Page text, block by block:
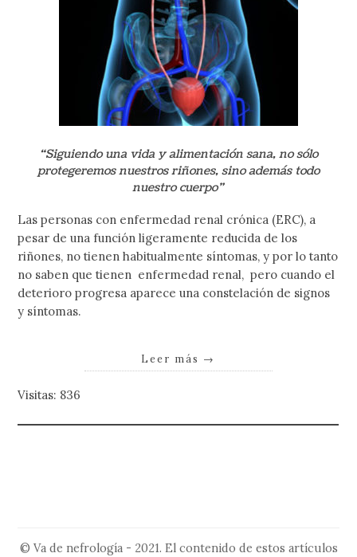
“Siguiendo una vida y alimentación sana, no sólo
protegeremos nuestros riñones, sino además todo
nuestro cuerpo”
Las personas con enfermedad renal crónica (ERC), a
pesar de una función ligeramente reducida de los
riñones, no tienen habitualmente síntomas, y por lo tanto
no saben que tienen enfermedad renal, pero cuando el
deterioro progresa aparece una constelación de signos
y síntomas.
Leer más →
Visitas: 836
© Va de nefrología - 2021. El contenido de estos artículos